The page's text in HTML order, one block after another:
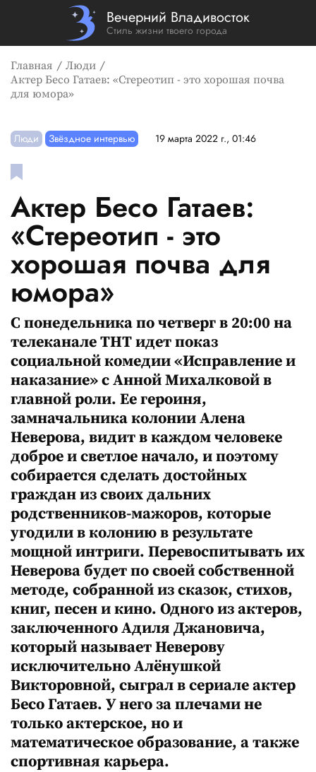
Вечерний Владивосток
Стиль жизни твоего города
Главная
Люди
Актер Бесо Гатаев: «Стереотип - это хорошая почва
для юмора»
Люди Звёздное интервью 19 марта 2022 г., 01:46
Актер Бесо Гатаев:
«Стереотип - это
хорошая почва для
юмора»
С понедельника по четверг в 20:00 на
телеканале ТНТ идет показ
социальной комедии «Исправление и
наказание» с Анной Михалковой в
главной роли. Ее героиня,
замначальника колонии Алена
Неверова, видит в каждом человеке
доброе и светлое начало, и поэтому
собирается сделать достойных
граждан из своих дальних
родственников-мажоров, которые
угодили в колонию в результате
мощной интриги. Перевоспитывать их
Неверова будет по своей собственной
методе, собранной из сказок, стихов,
книг, песен и кино. Одного из актеров,
заключенного Адиля Джановича,
который называет Неверову
исключительно Алёнушкой
Викторовной, сыграл в сериале актер
Бесо Гатаев. У него за плечами не
только актерское, но и
математическое образование, а также
спортивная карьера.